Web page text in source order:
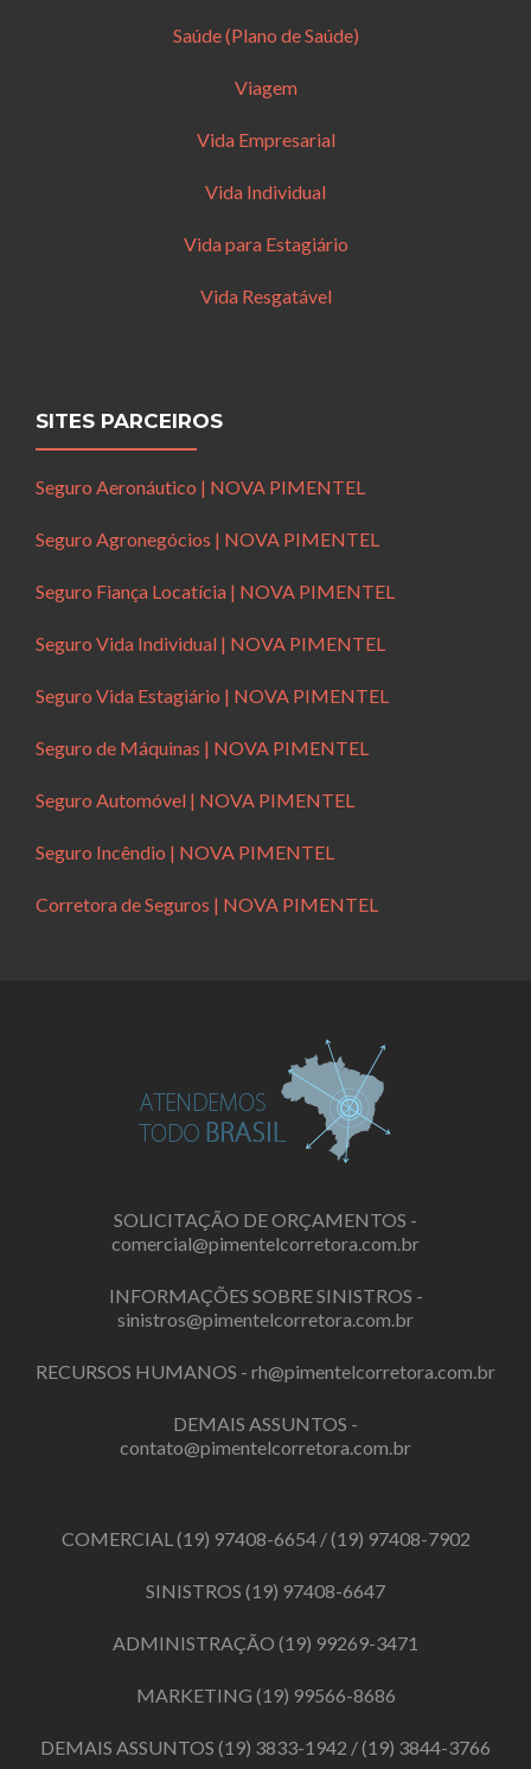
Saúde (Plano de Saúde)
Viagem
Vida Empresarial
Vida Individual
Vida para Estagiário
Vida Resgatável
SITES PARCEIROS
Seguro Aeronáutico | NOVA PIMENTEL
Seguro Agronegócios | NOVA PIMENTEL
Seguro Fiança Locatícia | NOVA PIMENTEL
Seguro Vida Individual | NOVA PIMENTEL
Seguro Vida Estagiário | NOVA PIMENTEL
Seguro de Máquinas | NOVA PIMENTEL
Seguro Automóvel | NOVA PIMENTEL
Seguro Incêndio | NOVA PIMENTEL
Corretora de Seguros | NOVA PIMENTEL
SOLICITAÇÃO DE ORÇAMENTOS -
comercial@pimentelcorretora.com.br
INFORMAÇÕES SOBRE SINISTROS -
sinistros@pimentelcorretora.com.br
RECURSOS HUMANOS - rh@pimentelcorretora.com.br
DEMAIS ASSUNTOS -
contato@pimentelcorretora.com.br
COMERCIAL(19) 97408-6654/(19) 97408-7902
SINISTROS (19) 97408-6647
ADMINISTRAÇÃO (19) 99269-3471
MARKETING (19) 99566-8686
DEMAIS ASSUNTOS (19) 3833-1942 /(19) 3844-3766